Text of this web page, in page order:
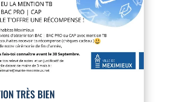
TRÈS BIEN